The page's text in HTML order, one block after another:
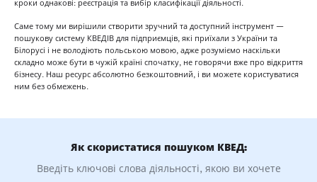
кроки однакові: реєстрація та вибір класифікації діяльності.
Саме тому ми вирішили створити зручний та доступний інструмент —
пошукову систему КВЕДІВ для підприємців, які приїхали з України та
Білорусі і не володіють польською мовою, адже розуміємо наскільки
складно може бути в чужій країні спочатку, не говорячи вже про відкриття
бізнесу. Наш ресурс абсолютно безкоштовний, і ви можете користуватися
ним без обмежень.
Як скористатися пошуком КВЕД:
Введіть ключові слова діяльності, якою ви хочете